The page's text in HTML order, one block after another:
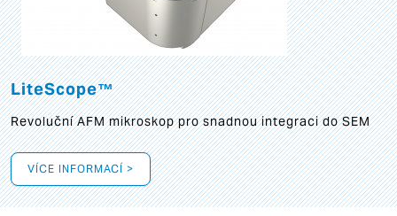
LiteScope™
Revoluční AFM mikroskop pro snadnou integraci do SEM
VÍCE INFORMACÍ >